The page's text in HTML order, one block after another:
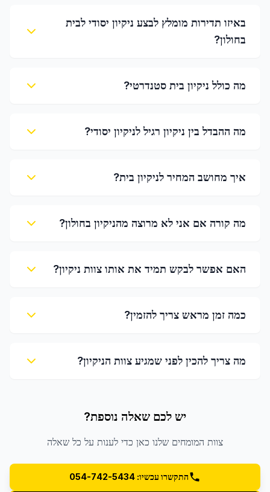
באיזו תדירות מומלץ לבצע ניקיון יסודי לבית
בחולון?
מה כולל ניקיון בית סטנדרטי?
מה ההבדל בין ניקיון רגיל לניקיון יסודי?
איך מחושב המחיר לניקיון בית?
מה קורה אם אני לא מרוצה מהניקיון בחולון?
האם אפשר לבקש תמיד את אותו צוות ניקיון?
כמה זמן מראש צריך להזמין?
מה צריך להכין לפני שמגיע צוות הניקיון?
יש לכם שאלה נוספת?
צוות המומחים שלנו כאן כדי לענות על כל שאלה
התקשרו עכשיו: 054-742-5434